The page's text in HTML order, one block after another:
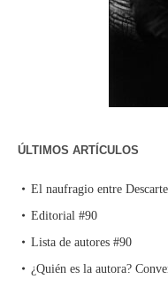
ÚLTIMOS ARTÍCULOS
El naufragio entre
Editorial #90
Lista de autores #90
¿Quién es la autora?